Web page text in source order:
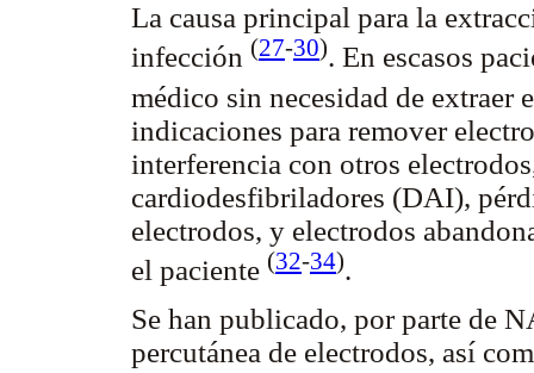
La causa principal para la
infección (27-30). En escasos
médico sin necesidad de extraer
indicaciones para remover
interferencia con otros
cardiodesfibriladores (DAI),
electrodos, y electrodos
el paciente (32-34).
Se han publicado, por parte de
percutánea de electrodos, así